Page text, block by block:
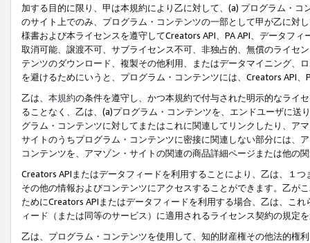
加する目的に限り、甲は本規約により乙に対して、(a) プログラム・
のサイト上でのみ、プログラム・コンテンツの一部として甲が乙に対
様書および本ライセンスを遵守してCreators API、PA API、データフ
取消可能、譲渡不可、サブライセンス不可、非独占的、無償のライセ
テンツのダウンロード、複製その他利用、またはデータマイニング、
を避けるためにいうと、プログラム・コンテンツには、Creators API
乙は、 本規約の条件を遵守し、かつ本規約で付与された明示的なライ
ることなく、乙は、(a)プログラム・コンテンツを、エンドユーザに
グラム・コンテンツに対してまたはこれに関連してリンクしたり、ア
サイトのうちプログラム・コンテンツに密接に関連しない部分には、
コンテンツを、アマゾン・サイトの関連の商品詳細ページまたは他の
Creators APIまたはデータフィードを利用することにより、乙は、１
その他の情報およびコンテンツにアクセスすることができます。乙が
ためにCreators APIまたはデータフィードを利用する場合、乙は、こ
ィード（または同等のサービス）に適用されるライセンス契約の規定
乙は、プログラム・コンテンツを使用して、知的財産権その他法的権